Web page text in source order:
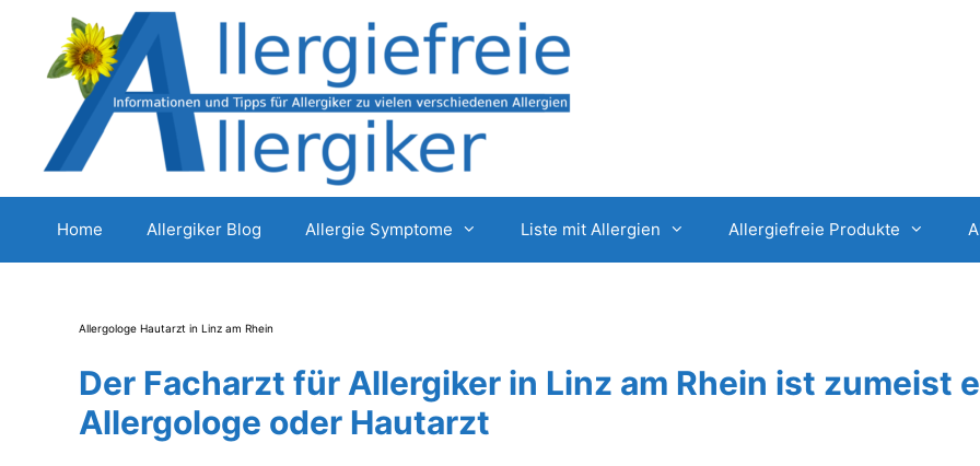
springen
Home Allergiker Blog Allergie Symptome Liste mit Allergien Allergiefreie Produkte
Allergologe Hautarzt in Linz am Rhein
Der Facharzt für Allergiker in Linz am Rhein ist zumeist
Allergologe oder Hautarzt